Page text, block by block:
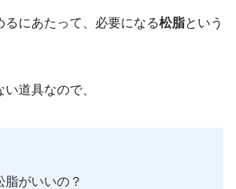
るにあたって、必要になる松脂という
道具なので、
脂がいいの？